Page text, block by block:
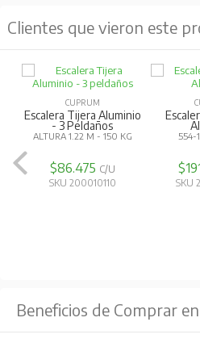
los peldaños redondos.
Con superficie de hule
Especificaciones
Capacidad: 175 kg
Uso:Comercial
Peldaños:12
Clientes que vieron este
CUPRUM
Escalera Tijera Aluminio
- 3 Peldaños
ALTURA 1.22 M - 150 KG
$86.475 C/U
SKU 200010110
554-
SKU
Beneficios de Comprar